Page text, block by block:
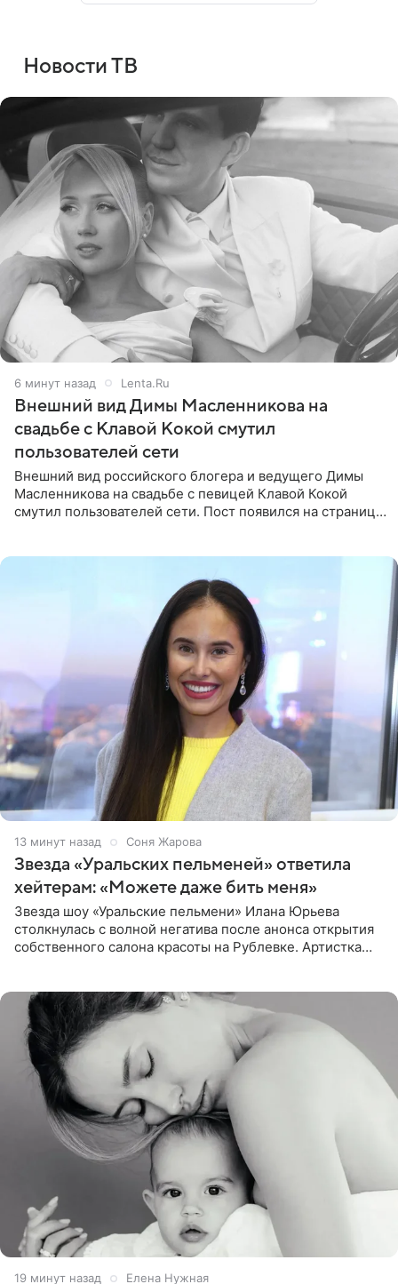
Новости ТВ
6 минут назад Lenta.Ru
Внешний вид Димы Масленникова на
свадьбе с Клавой Кокой смутил
пользователей сети
Внешний вид российского блогера и ведущего Димы
Масленникова на свадьбе с певицей Клавой Кокой
смутил пользователей сети. Пост появился на странице
13 минут назад Соня Жарова
Звезда «Уральских пельменей» ответила
хейтерам: «Можете даже бить меня»
Звезда шоу «Уральские пельмени» Илана Юрьева
столкнулась с волной негатива после анонса открытия
собственного салона красоты на Рублевке. Артистка
19 минут назад Елена Нужная